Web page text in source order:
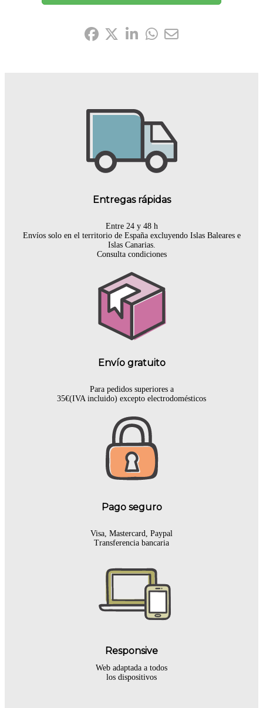
Entregas rápidas
Entre 24 y 48 h
Envíos solo en el territorio de España excluyendo Islas Baleares e
Islas Canarias.
Consulta condiciones
Envío gratuito
Para pedidos superiores a
35€(IVA incluido) excepto electrodomésticos
Pago seguro
Visa, Mastercard, Paypal
Transferencia bancaria
Responsive
Web adaptada a todos
los dispositivos